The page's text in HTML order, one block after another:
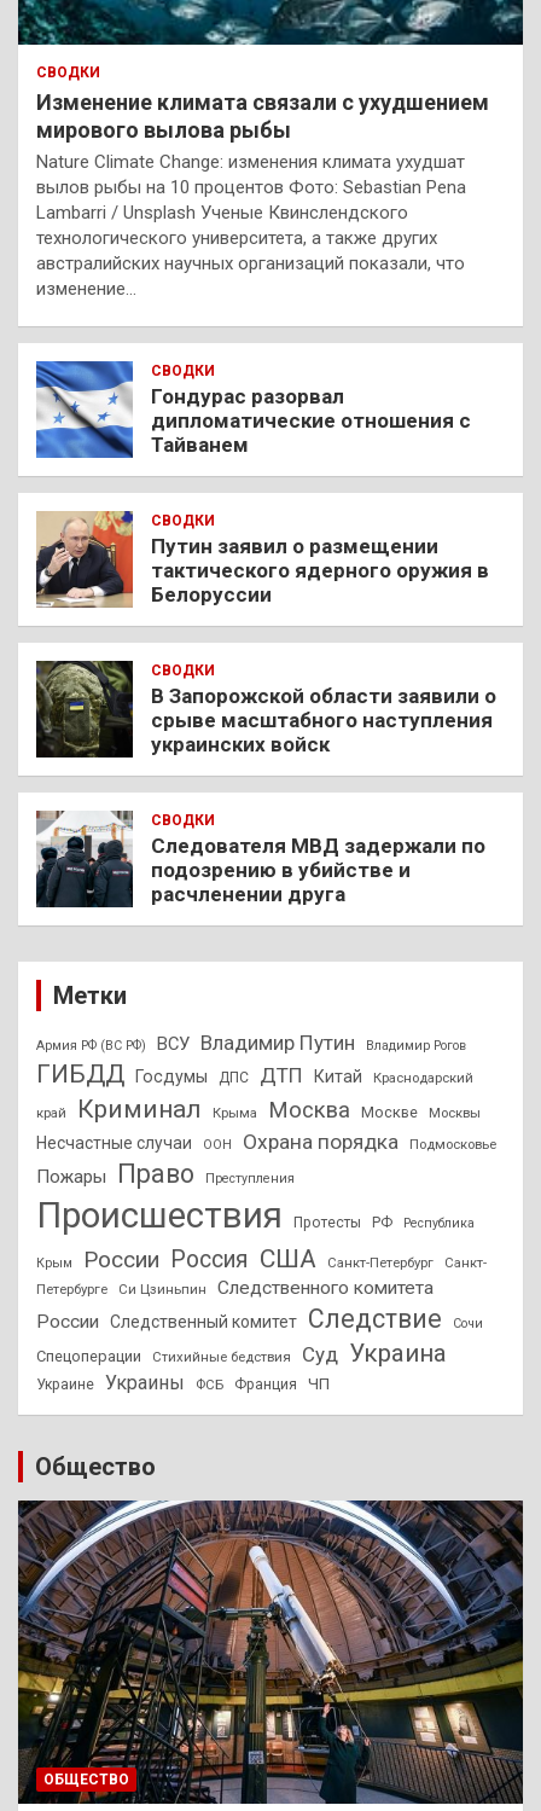
СВОДКИ
Изменение климата связали с ухудшением
мирового вылова рыбы
Nature Climate Change: изменения климата ухудшат
вылов рыбы на 10 процентов Фото: Sebastian Pena
Lambarri / Unsplash Ученые Квинслендского
технологического университета, а также других
австралийских научных организаций показали, что
изменение…
СВОДКИ
Гондурас разорвал
дипломатические отношения с
Тайванем
СВОДКИ
Путин заявил о размещении
тактического ядерного оружия в
Белоруссии
СВОДКИ
В Запорожской области заявили о
срыве масштабного наступления
украинских войск
СВОДКИ
Следователя МВД задержали по
подозрению в убийстве и
расчленении друга
Метки
Армия РФ (ВС РФ) ВСУ Владимир Путин Владимир Рогов
ГИБДД Госдумы ДПС ДТП Китай Краснодарский
край Криминал Крыма Москва Москве Москвы
Несчастные случаи ООН Охрана порядка Подмосковье
Пожары Право Преступления
Происшествия Протесты РФ Республика
Крым России Россия США Санкт-Петербург
Санкт-
Петербурге
Си Цзиньпин
Следственного комитета
России
Следственный комитет Следствие Сочи
Спецоперации Стихийные бедствия Суд Украина
Украине Украины ФСБ Франция ЧП
Общество
ОБЩЕСТВО